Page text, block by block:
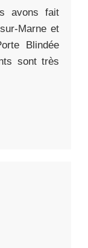
avons fait
Marne et
Blindée
sont très